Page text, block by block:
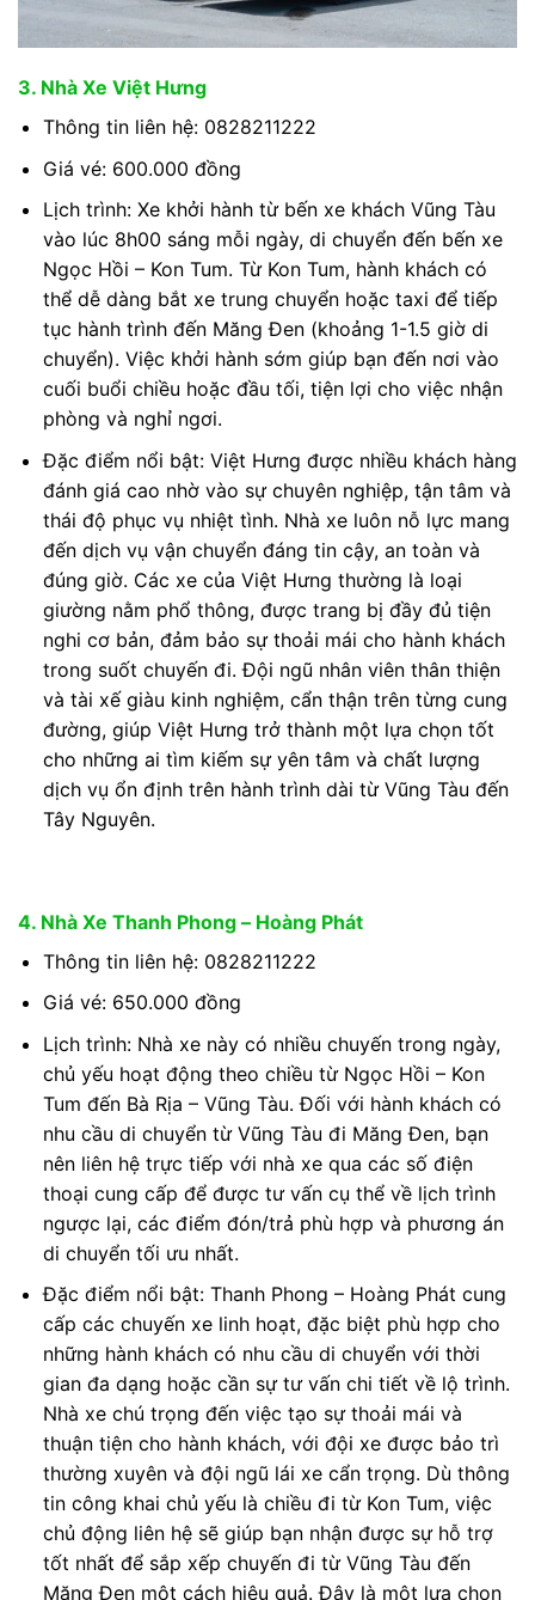
3. Nhà Xe Việt Hưng
Thông tin liên hệ: 0828211222
Giá vé: 600.000 đồng
Lịch trình: Xe khởi hành từ bến xe khách Vũng Tàu
vào lúc 8h00 sáng mỗi ngày, di chuyển đến bến xe
Ngọc Hồi – Kon Tum. Từ Kon Tum, hành khách có
thể dễ dàng bắt xe trung chuyển hoặc taxi để tiếp
tục hành trình đến Măng Đen (khoảng 1-1.5 giờ di
chuyển). Việc khởi hành sớm giúp bạn đến nơi vào
cuối buổi chiều hoặc đầu tối, tiện lợi cho việc nhận
phòng và nghỉ ngơi.
Đặc điểm nổi bật: Việt Hưng được nhiều khách hàng
đánh giá cao nhờ vào sự chuyên nghiệp, tận tâm và
thái độ phục vụ nhiệt tình. Nhà xe luôn nỗ lực mang
đến dịch vụ vận chuyển đáng tin cậy, an toàn và
đúng giờ. Các xe của Việt Hưng thường là loại
giường nằm phổ thông, được trang bị đầy đủ tiện
nghi cơ bản, đảm bảo sự thoải mái cho hành khách
trong suốt chuyến đi. Đội ngũ nhân viên thân thiện
và tài xế giàu kinh nghiệm, cẩn thận trên từng cung
đường, giúp Việt Hưng trở thành một lựa chọn tốt
cho những ai tìm kiếm sự yên tâm và chất lượng
dịch vụ ổn định trên hành trình dài từ Vũng Tàu đến
Tây Nguyên.
4. Nhà Xe Thanh Phong – Hoàng Phát
Thông tin liên hệ: 0828211222
Giá vé: 650.000 đồng
Lịch trình: Nhà xe này có nhiều chuyến trong ngày,
chủ yếu hoạt động theo chiều từ Ngọc Hồi – Kon
Tum đến Bà Rịa – Vũng Tàu. Đối với hành khách có
nhu cầu di chuyển từ Vũng Tàu đi Măng Đen, bạn
nên liên hệ trực tiếp với nhà xe qua các số điện
thoại cung cấp để được tư vấn cụ thể về lịch trình
ngược lại, các điểm đón/trả phù hợp và phương án
di chuyển tối ưu nhất.
Đặc điểm nổi bật: Thanh Phong – Hoàng Phát cung
cấp các chuyến xe linh hoạt, đặc biệt phù hợp cho
những hành khách có nhu cầu di chuyển với thời
gian đa dạng hoặc cần sự tư vấn chi tiết về lộ trình.
Nhà xe chú trọng đến việc tạo sự thoải mái và
thuận tiện cho hành khách, với đội xe được bảo trì
thường xuyên và đội ngũ lái xe cẩn trọng. Dù thông
tin công khai chủ yếu là chiều đi từ Kon Tum, việc
chủ động liên hệ sẽ giúp bạn nhận được sự hỗ trợ
tốt nhất để sắp xếp chuyến đi từ Vũng Tàu đến
Măng Đen một cách hiệu quả. Đây là một lựa chọn